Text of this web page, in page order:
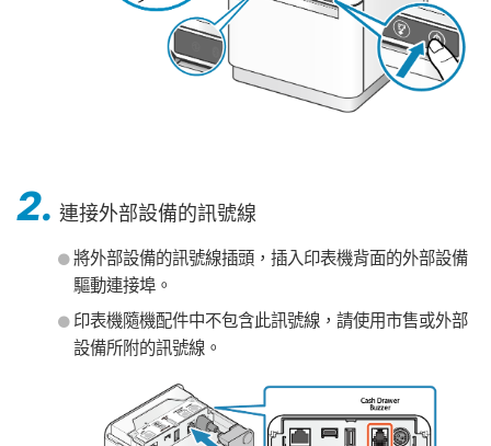
2. 連接外部設備的訊號線
將外部設備的訊號線插頭，插入印表機背面的外部設備
驅動連接埠。
印表機隨機配件中不包含此訊號線，請使用市售或外部
設備所附的訊號線。